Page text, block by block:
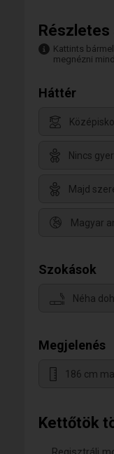
Kettőtök
Részletes
Kattints
megnézni
Háttér
Nincs
Majd
Magyar
Szokások
Néha
Megjelenés
186 cm